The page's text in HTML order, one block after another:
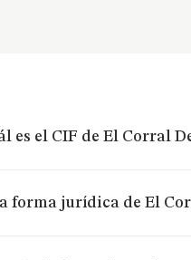
es el CIF de El Corral
forma jurídica de El